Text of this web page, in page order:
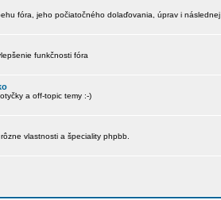
fóra, jeho počiatočného dolaďovania, úprav i
funkčnosti fóra
a off-topic temy :-)
vlastnosti a špeciality phpbb.